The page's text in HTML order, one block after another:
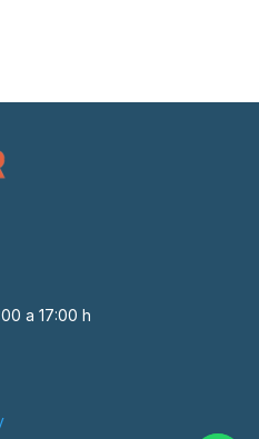
a 17:00 h